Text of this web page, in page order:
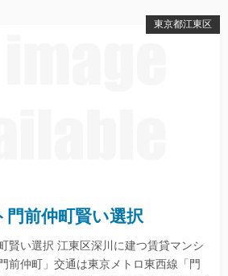
東京都江東区
門前仲町賢い選択
賢い選択 江東区深川に建つ賃貸マンシ
前仲町」交通は東京メトロ東西線「門